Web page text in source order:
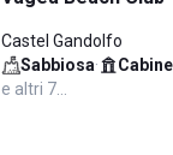
Castel Gandolfo
Sabbiosa· Cabine
e altri 7…